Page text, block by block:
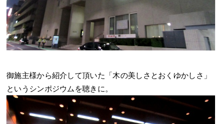
御施主様から紹介して頂いた「木の美しさとおくゆかしさ」
というシンポジウムを聴きに。